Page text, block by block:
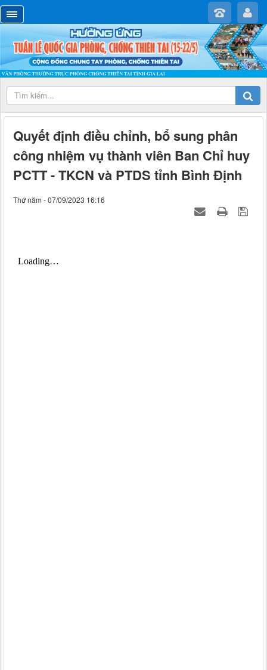
Quyết định điều chỉnh, bổ sung phân
công nhiệm vụ thành viên Ban Chỉ huy
PCTT - TKCN và PTDS tỉnh Bình Định
Thứ năm - 07/09/2023 16:16